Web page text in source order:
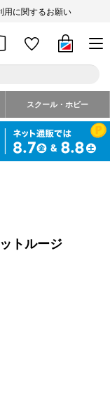
用に関するお願い
スクール・ホビー
トルージ